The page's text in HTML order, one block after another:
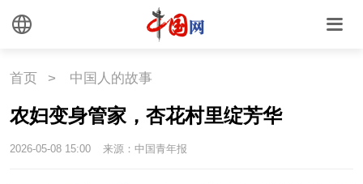
首页 > 中国人的故事
农妇变身管家，杏花村里绽芳华
2026-05-08 15:00 来源：中国青年报